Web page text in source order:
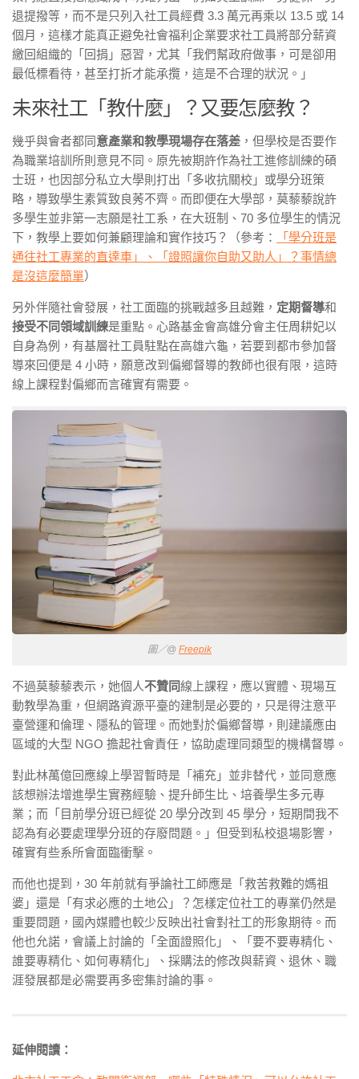
退提撥等，而不是只列入社工員經費 3.3 萬元再乘以 13.5 或 14
個月，這樣才能真正避免社會福利企業要求社工員將部分薪資
繳回組織的「回捐」惡習，尤其「我們幫政府做事，可是卻用
最低標看待，甚至打折才能承攬，這是不合理的狀況。」
未來社工「教什麼」？又要怎麼教？
幾乎與會者都同意產業和教學現場存在落差 ，但學校是否要作
為職業培訓所則意見不同。原先被期許作為社工進修訓練的碩
士班，也因部分私立大學則打出「多收抗關校」或學分班策
略，導致學生素質致良莠不齊。而即便在大學部，莫藜藜說許
多學生並非第一志願是社工系，在大班制、70 多位學生的情況
下，教學上要如何兼顧理論和實作技巧？（參考：
「學分班是
通往社工專業的直達車」、「證照讓你自助又助人」？事情總
是沒這麼簡單）
另外伴隨社會發展，社工面臨的挑戰越多且越難， 定期督導和
接受不同領域訓練是重點。心路基金會高雄分會主任周耕妃以
自身為例，有基層社工員駐點在高雄六龜，若要到都市參加督
導來回便是 4 小時，願意改到偏鄉督導的教師也很有限，這時
線上課程對偏鄉而言確實有需要。
圖／@ Freepik
不過莫藜藜表示，她個人不贊同線上課程，應以實體、現場互
動教學為重，但網路資源平臺的建制是必要的，只是得注意平
臺營運和倫理、隱私的管理。而她對於偏鄉督導，則建議應由
區域的大型 NGO 擔起社會責任，協助處理同類型的機構督導。
對此林萬億回應線上學習暫時是「補充」並非替代，並同意應
該想辦法增進學生實務經驗、提升師生比、培養學生多元專
業；而「目前學分班已經從 20 學分改到 45 學分，短期間我不
認為有必要處理學分班的存廢問題。」但受到私校退場影響，
確實有些系所會面臨衝擊。
而他也提到，30 年前就有爭論社工師應是「救苦救難的媽祖
婆」還是「有求必應的土地公」？怎樣定位社工的專業仍然是
重要問題，國內媒體也較少反映出社會對社工的形象期待。而
他也允諾，會議上討論的「全面證照化」、「要不要專精化、
誰要專精化、如何專精化」、採購法的修改與薪資、退休、職
涯發展都是必需要再多密集討論的事。
延伸閱讀：